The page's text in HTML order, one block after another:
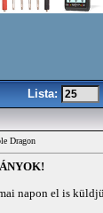
Lista:
Dragon
napon el is